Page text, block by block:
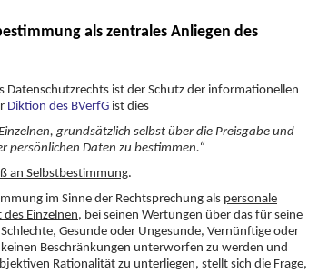
als zentrales Anliegen des
Datenschutzrechts ist der Schutz der informationellen
Diktion des BVerfG ist dies
grundsätzlich selbst über die Preisgabe und
persönlichen Daten zu bestimmen.“
an Selbstbestimmung.
im Sinne der Rechtsprechung als personale
des Einzelnen, bei seinen Wertungen über das für seine
Gesunde oder Ungesunde, Vernünftige oder
Beschränkungen unterworfen zu werden und
Rationalität zu unterliegen, stellt sich die Frage,